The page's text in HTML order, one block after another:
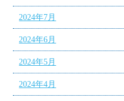
2024年7月
2024年6月
2024年5月
2024年4月